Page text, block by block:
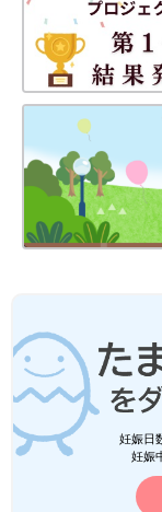
妊娠日
妊娠